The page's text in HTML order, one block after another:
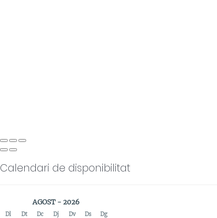
Calendari de disponibilitat
AGOST - 2026
Dl Dt Dc Dj Dv Ds Dg